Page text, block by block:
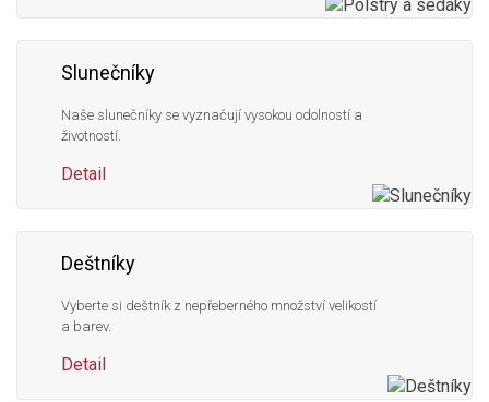
Slunečníky
Naše slunečníky se vyznačují vysokou odolností a
životností.
Detail
Deštníky
Vyberte si deštník z nepřeberného množství velikostí
a barev.
Detail